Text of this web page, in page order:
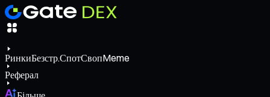
РинкиБезстр.СпотСвопMeme
Реферал